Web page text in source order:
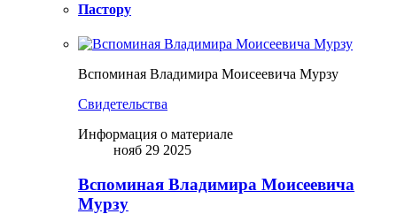
Пастору
Вспоминая Владимира Моисеевича Мурзу
Свидетельства
Информация о материале
нояб 29 2025
Вспоминая Владимира Моисеевича
Мурзу